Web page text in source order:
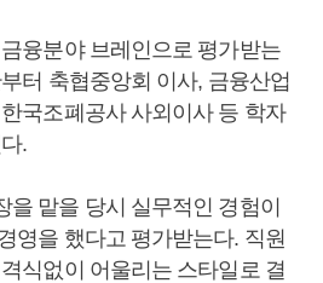
융분야 브레인으로 평가받는
터 축협중앙회 이사, 금융산업
국조폐공사 사외이사 등 학자
.
맡을 당시 실무적인 경험이
영을 했다고 평가받는다. 직원
식없이 어울리는 스타일로 결